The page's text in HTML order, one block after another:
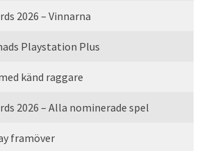
2026 – Vinnarna
Playstation Plus
känd raggare
2026 – Alla nominerade spel
framöver